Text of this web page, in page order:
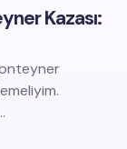
Kazası: